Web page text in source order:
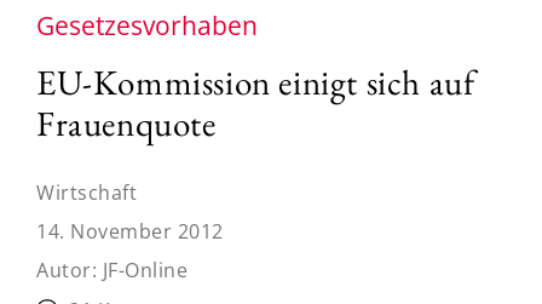
Gesetzesvorhaben
EU-Kommission einigt sich auf
Frauenquote
Wirtschaft
14. November 2012
Autor: JF-Online